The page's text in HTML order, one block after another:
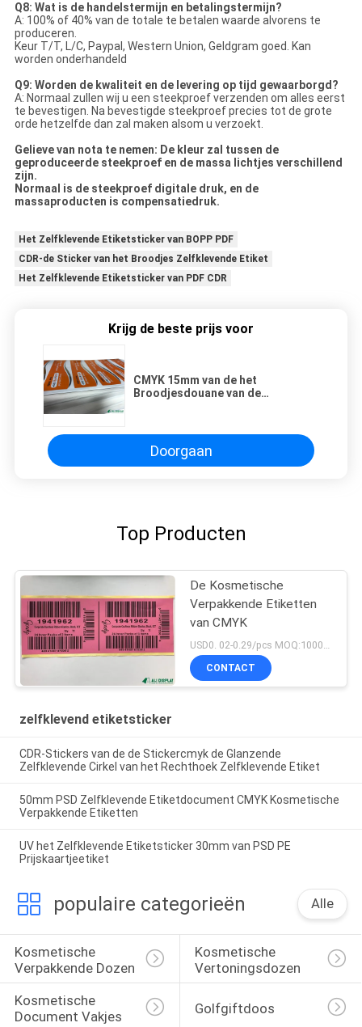
Q8: Wat is de handelstermijn en betalingstermijn?
A: 100% of 40% van de totale te betalen waarde alvorens te
produceren.
Keur T/T, L/C, Paypal, Western Union, Geldgram goed. Kan
worden onderhandeld
Q9: Worden de kwaliteit en de levering op tijd gewaarborgd?
A: Normaal zullen wij u een steekproef verzenden om alles eerst
te bevestigen. Na bevestigde steekproef precies tot de grote
orde hetzelfde dan zal maken alsom u verzoekt.
Gelieve van nota te nemen: De kleur zal tussen de
geproduceerde steekproef en de massa lichtjes verschillend
zijn.
Normaal is de steekproef digitale druk, en de
massaproducten is compensatiedruk.
Het Zelfklevende Etiketsticker van BOPP PDF
CDR-de Sticker van het Broodjes Zelfklevende Etiket
Het Zelfklevende Etiketsticker van PDF CDR
Krijg de beste prijs voor
CMYK 15mm van de het
Broodjesdouane van de
Doorgaan
Top Producten
De Kosmetische
Verpakkende Etiketten
van CMYK
CONTACT
zelfklevend etiketsticker
CDR-Stickers van de de Stickercmyk de Glanzende
Zelfklevende Cirkel van het Rechthoek Zelfklevende Etiket
50mm PSD Zelfklevende Etiketdocument CMYK Kosmetische
Verpakkende Etiketten
UV het Zelfklevende Etiketsticker 30mm van PSD PE
Prijskaartjeetiket
populaire categorieën Alle
Kosmetische
Verpakkende Dozen
Kosmetische
Vertoningsdozen
Kosmetische
Document Vakjes
Golfgiftdoos